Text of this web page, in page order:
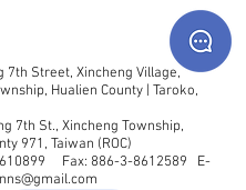
7th Street, Xincheng Village,
Hualien County | Taroko,
7th St., Xincheng Township,
971, Taiwan (ROC)
Fax: 886-3-8612589 E-